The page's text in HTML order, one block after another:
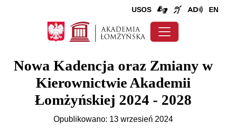
USOS EN
Nowa Kadencja oraz Zmiany w
Kierownictwie Akademii
Łomżyńskiej 2024 - 2028
Opublikowano: 13 wrzesień 2024